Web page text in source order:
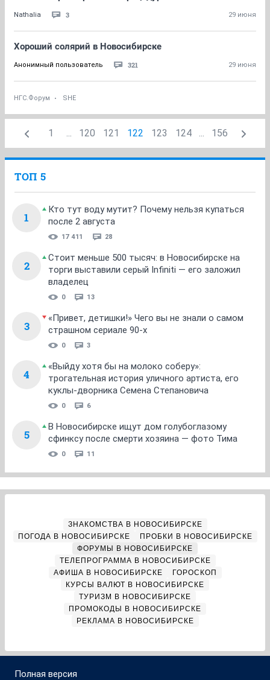
Nathalia 3 29 июня
Хороший солярий в Новосибирске
Анонимный пользователь 321 29 июня
НГС.Форум SHE
1 ... 120 121 122 123 124 ... 156
ТОП 5
1
Кто тут воду мутит? Почему нельзя купаться
после 2 августа
17 411 28
2
Стоит меньше 500 тысяч: в Новосибирске на
торги выставили серый Infiniti — его заложил
владелец
0 13
3
«Привет, детишки!» Чего вы не знали о самом
страшном сериале 90-х
0 3
4
«Выйду хотя бы на молоко соберу»:
трогательная история уличного артиста, его
куклы-дворника Семена Степановича
0 6
5
В Новосибирске ищут дом голубоглазому
сфинксу после смерти хозяина — фото Тима
0 11
ЗНАКОМСТВА В НОВОСИБИРСКЕ
ПОГОДА В НОВОСИБИРСКЕ
ПРОБКИ В НОВОСИБИРСКЕ
ФОРУМЫ В НОВОСИБИРСКЕ
ТЕЛЕПРОГРАММА В НОВОСИБИРСКЕ
АФИША В НОВОСИБИРСКЕ
ГОРОСКОП
КУРСЫ ВАЛЮТ В НОВОСИБИРСКЕ
ТУРИЗМ В НОВОСИБИРСКЕ
ПРОМОКОДЫ В НОВОСИБИРСКЕ
РЕКЛАМА В НОВОСИБИРСКЕ
Полная версия